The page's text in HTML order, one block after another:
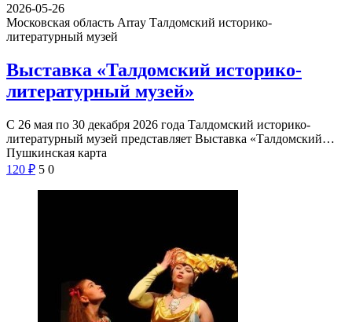
2026-05-26
Московская область Array Талдомский историко-
литературный музей
Выставка «Талдомский историко-
литературный музей»
С 26 мая по 30 декабря 2026 года Талдомский историко-
литературный музей представляет Выставка «Талдомский…
Пушкинская карта
120 ₽ 5 0